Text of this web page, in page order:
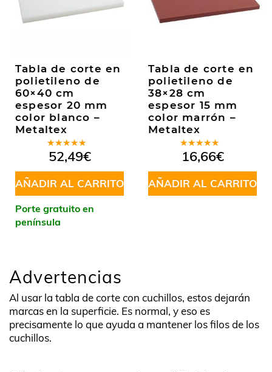
Tabla de corte en
polietileno de
60×40 cm
espesor 20 mm
color blanco –
Metaltex
Valorado
en5.00de
5
52,49€
AÑADIR AL CARRITO
Porte gratuito en
península
Tabla de corte en
polietileno de
38×28 cm
espesor 15 mm
color marrón –
Metaltex
Valorado
en5.00de
5
16,66€
AÑADIR AL CARRITO
Advertencias
Al usar la tabla de corte con cuchillos, estos dejarán
marcas en la superficie. Es normal, y eso es
precisamente lo que ayuda a mantener los filos de los
cuchillos.